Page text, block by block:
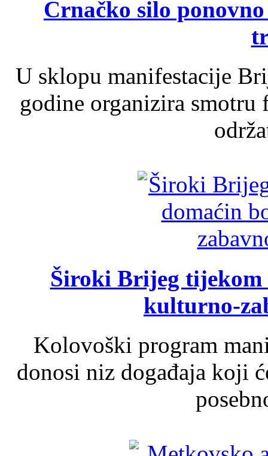
Crnačko silo
U sklopu manifestacije
godine organizira
Široki Brijeg tijekom
kulturno-
Kolovoški program
donosi niz događaja koji